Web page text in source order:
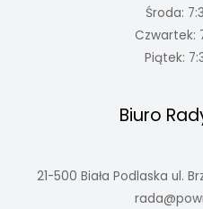
Środa:
Czwartek:
Piątek:
Biuro
21-500 Biała Podlaska ul.